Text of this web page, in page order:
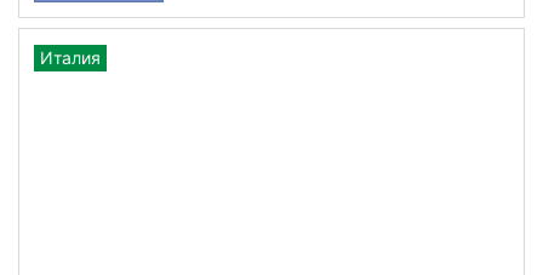
Италия